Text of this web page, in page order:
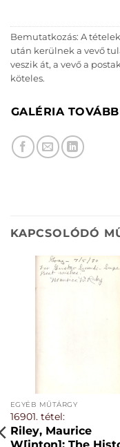
Bemutatkozás: A
után kerülnek a vevő
veszik át, a vevő a
köteles.
GALÉRIA
KAPCSOLÓDÓ
EGYÉB MŰTÁRGY
16901. tétel:
Riley, Maurice